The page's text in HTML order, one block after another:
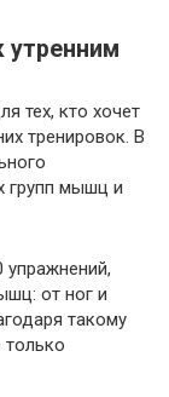
утренним
тех, кто хочет
тренировок. В
групп мышц и
упражнений,
от ног и
такому
только